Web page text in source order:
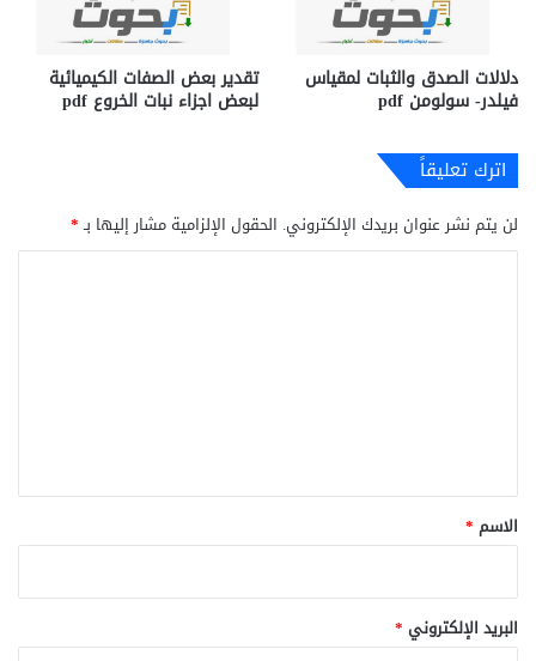
دلالات الصدق والثبات لمقياس
فيلدر- سولومن pdf
تقدير بعض الصفات الكيميائية
لبعض اجزاء نبات الخروع pdf
اترك تعليقاً
لن يتم نشر عنوان بريدك الإلكتروني. الحقول الإلزامية مشار إليها بـ*
*
الاسم *
البريد الإلكتروني *